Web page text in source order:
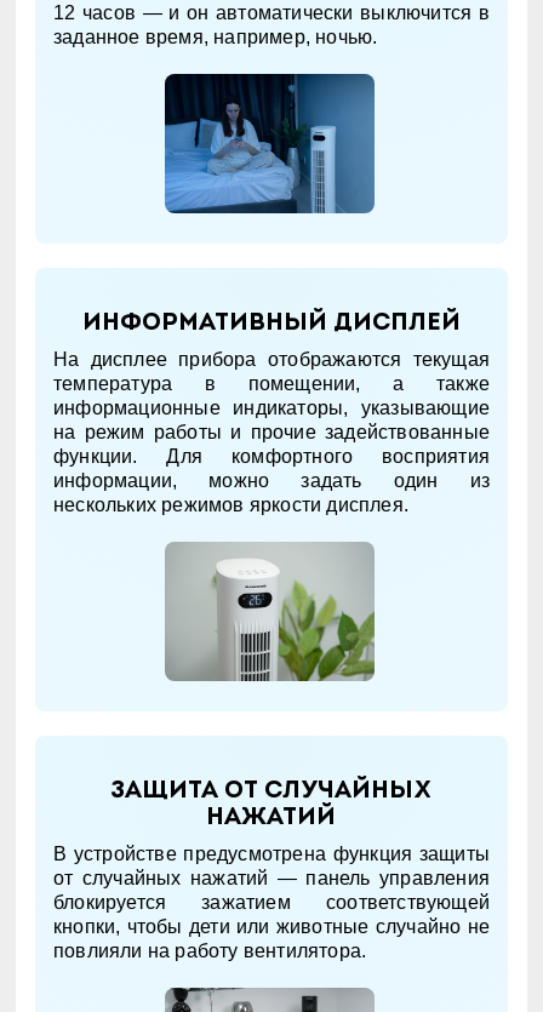
12 часов — и он автоматически выключится в
заданное время, например, ночью.
Информативный дисплей
На дисплее прибора отображаются текущая
температура в помещении, а также
информационные индикаторы, указывающие
на режим работы и прочие задействованные
функции. Для комфортного восприятия
информации, можно задать один из
нескольких режимов яркости дисплея.
Защита от случайных
нажатий
В устройстве предусмотрена функция защиты
от случайных нажатий — панель управления
блокируется зажатием соответствующей
кнопки, чтобы дети или животные случайно не
повлияли на работу вентилятора.